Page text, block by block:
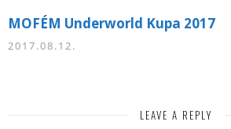
MOFÉM Underworld Kupa 2017
2017.08.12.
LEAVE A REPLY